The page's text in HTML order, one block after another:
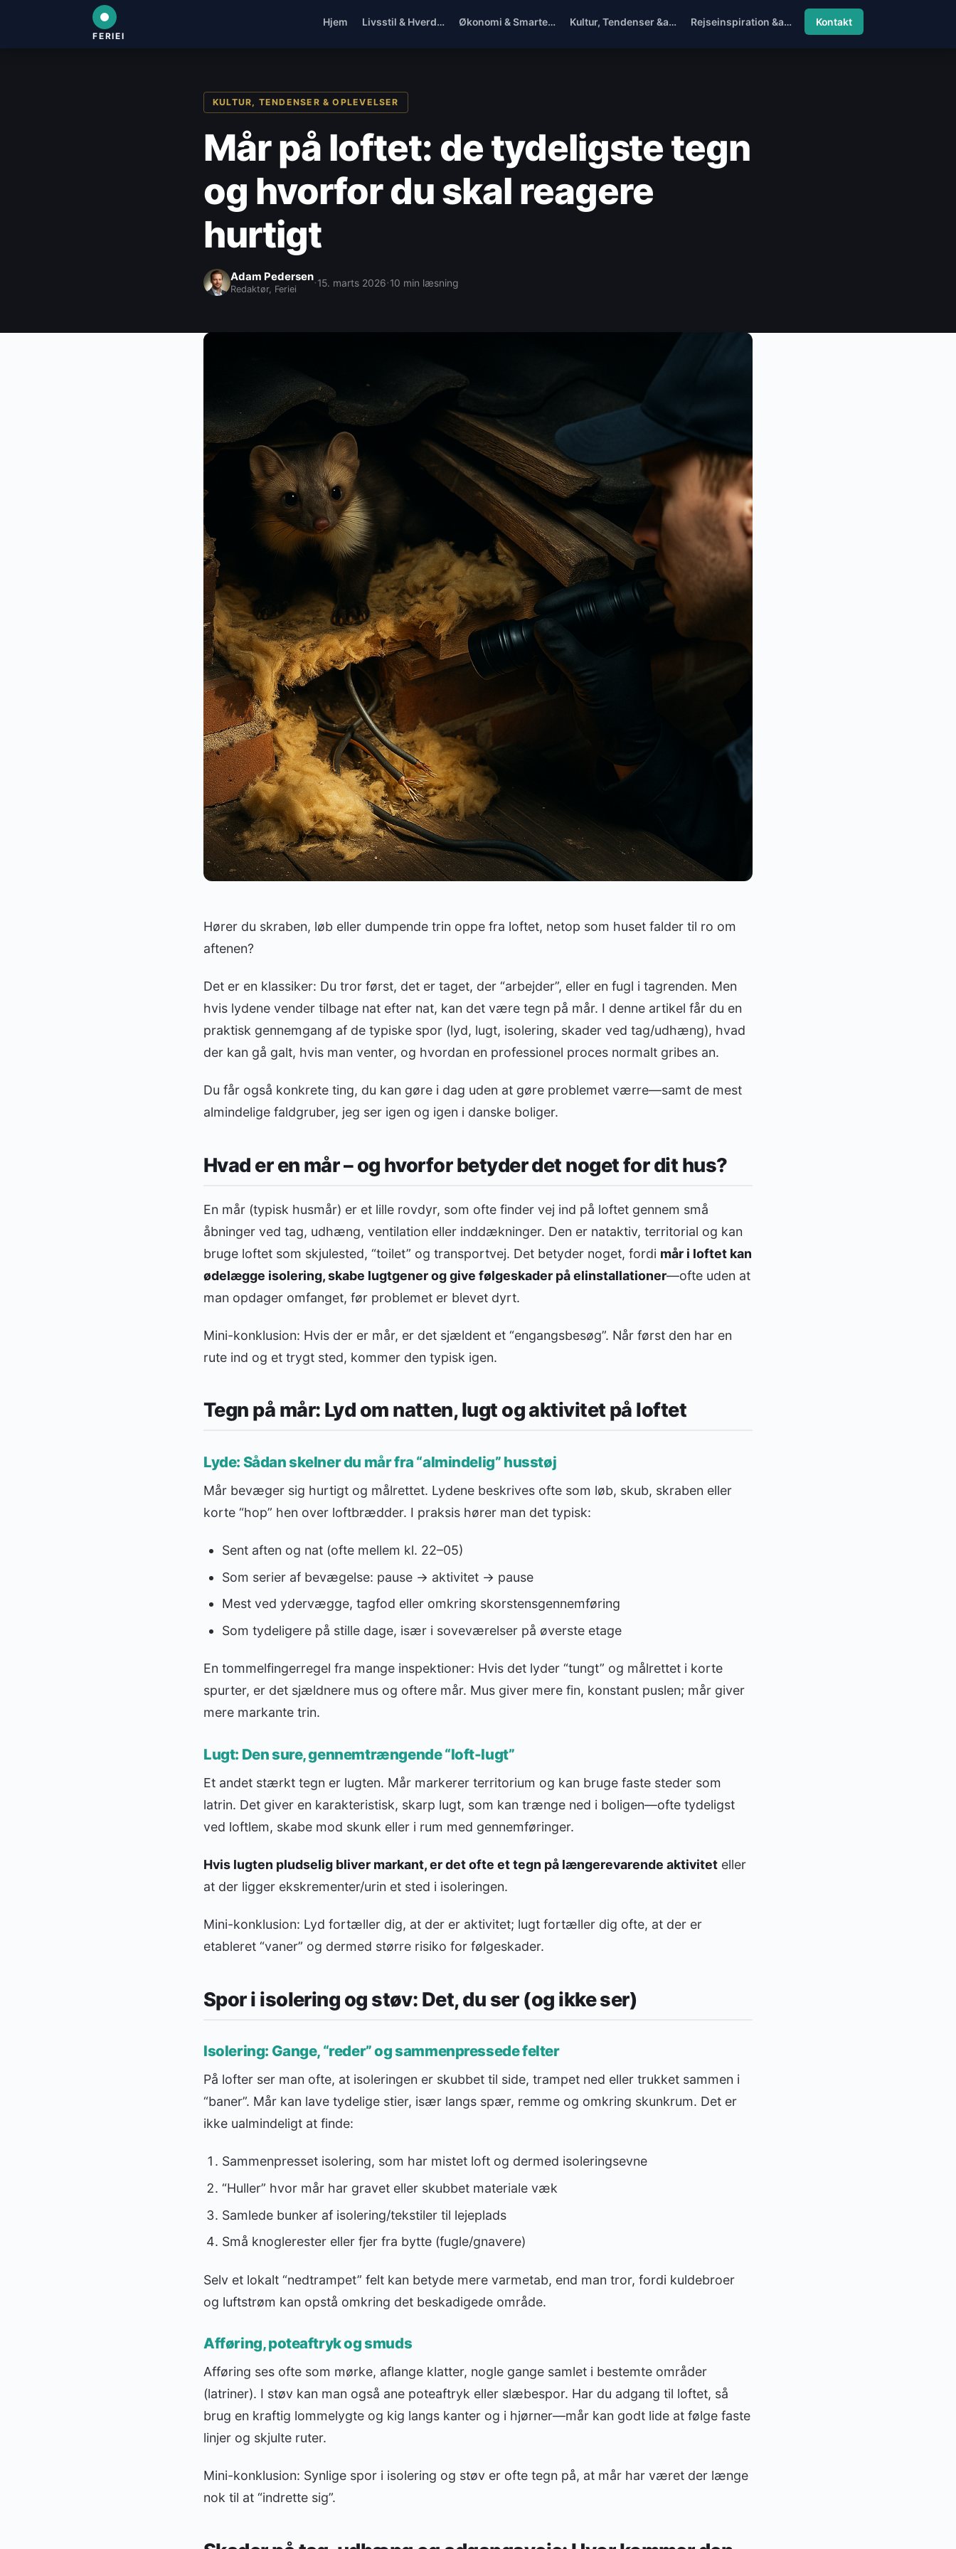
FERIEI
Hjem Livsstil & Hverd… Økonomi & Smarte… Kultur, Tendenser &a… Rejseinspiration &am… Kontakt
KULTUR, TENDENSER & OPLEVELSER
Mår på loftet: de tydeligste tegn
og hvorfor du skal reagere
hurtigt
Adam Pedersen
Redaktør, Feriei ·15. marts 2026·10 min læsning
Hører du skraben, løb eller dumpende trin oppe fra loftet, netop som huset falder til ro om
aftenen?
Det er en klassiker: Du tror først, det er taget, der “arbejder”, eller en fugl i tagrenden. Men
hvis lydene vender tilbage nat efter nat, kan det være tegn på mår. I denne artikel får du en
praktisk gennemgang af de typiske spor (lyd, lugt, isolering, skader ved tag/udhæng), hvad
der kan gå galt, hvis man venter, og hvordan en professionel proces normalt gribes an.
Du får også konkrete ting, du kan gøre i dag uden at gøre problemet værre—samt de mest
almindelige faldgruber, jeg ser igen og igen i danske boliger.
Hvad er en mår – og hvorfor betyder det noget for dit hus?
En mår (typisk husmår) er et lille rovdyr, som ofte finder vej ind på loftet gennem små
åbninger ved tag, udhæng, ventilation eller inddækninger. Den er nataktiv, territorial og kan
bruge loftet som skjulested, “toilet” og transportvej. Det betyder noget, fordi mår i loftet kan
ødelægge isolering, skabe lugtgener og give følgeskader på elinstallationer—ofte uden at
man opdager omfanget, før problemet er blevet dyrt.
Mini-konklusion: Hvis der er mår, er det sjældent et “engangsbesøg”. Når først den har en
rute ind og et trygt sted, kommer den typisk igen.
Tegn på mår: Lyd om natten, lugt og aktivitet på loftet
Lyde: Sådan skelner du mår fra “almindelig” husstøj
Mår bevæger sig hurtigt og målrettet. Lydene beskrives ofte som løb, skub, skraben eller
korte “hop” hen over loftbrædder. I praksis hører man det typisk:
Sent aften og nat (ofte mellem kl. 22–05)
Som serier af bevægelse: pause → aktivitet → pause
Mest ved ydervægge, tagfod eller omkring skorstensgennemføring
Som tydeligere på stille dage, især i soveværelser på øverste etage
En tommelfingerregel fra mange inspektioner: Hvis det lyder “tungt” og målrettet i korte
spurter, er det sjældnere mus og oftere mår. Mus giver mere fin, konstant puslen; mår giver
mere markante trin.
Lugt: Den sure, gennemtrængende “loft-lugt”
Et andet stærkt tegn er lugten. Mår markerer territorium og kan bruge faste steder som
latrin. Det giver en karakteristisk, skarp lugt, som kan trænge ned i boligen—ofte tydeligst
ved loftlem, skabe mod skunk eller i rum med gennemføringer.
Hvis lugten pludselig bliver markant, er det ofte et tegn på længerevarende aktivitet eller
at der ligger ekskrementer/urin et sted i isoleringen.
Mini-konklusion: Lyd fortæller dig, at der er aktivitet; lugt fortæller dig ofte, at der er
etableret “vaner” og dermed større risiko for følgeskader.
Spor i isolering og støv: Det, du ser (og ikke ser)
Isolering: Gange, “reder” og sammenpressede felter
På lofter ser man ofte, at isoleringen er skubbet til side, trampet ned eller trukket sammen i
“baner”. Mår kan lave tydelige stier, især langs spær, remme og omkring skunkrum. Det er
ikke ualmindeligt at finde:
Sammenpresset isolering, som har mistet loft og dermed isoleringsevne
“Huller” hvor mår har gravet eller skubbet materiale væk
Samlede bunker af isolering/tekstiler til lejeplads
Små knoglerester eller fjer fra bytte (fugle/gnavere)
Selv et lokalt “nedtrampet” felt kan betyde mere varmetab, end man tror, fordi kuldebroer
og luftstrøm kan opstå omkring det beskadigede område.
Afføring, poteaftryk og smuds
Afføring ses ofte som mørke, aflange klatter, nogle gange samlet i bestemte områder
(latriner). I støv kan man også ane poteaftryk eller slæbespor. Har du adgang til loftet, så
brug en kraftig lommelygte og kig langs kanter og i hjørner—mår kan godt lide at følge faste
linjer og skjulte ruter.
Mini-konklusion: Synlige spor i isolering og støv er ofte tegn på, at mår har været der længe
nok til at “indrette sig”.